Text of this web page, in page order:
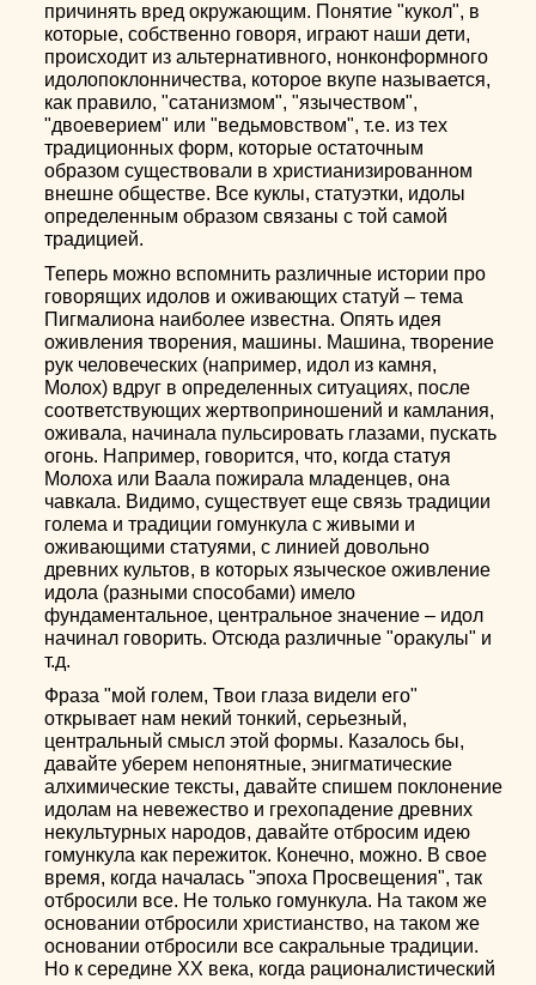
причинять вред окружающим. Понятие "кукол", в
которые, собственно говоря, играют наши дети,
происходит из альтернативного, нонконформного
идолопоклонничества, которое вкупе называется,
как правило, "сатанизмом", "язычеством",
"двоеверием" или "ведьмовством", т.е. из тех
традиционных форм, которые остаточным
образом существовали в христианизированном
внешне обществе. Все куклы, статуэтки, идолы
определенным образом связаны с той самой
традицией.
Теперь можно вспомнить различные истории про
говорящих идолов и оживающих статуй – тема
Пигмалиона наиболее известна. Опять идея
оживления творения, машины. Машина, творение
рук человеческих (например, идол из камня,
Молох) вдруг в определенных ситуациях, после
соответствующих жертвоприношений и камлания,
оживала, начинала пульсировать глазами, пускать
огонь. Например, говорится, что, когда статуя
Молоха или Ваала пожирала младенцев, она
чавкала. Видимо, существует еще связь традиции
голема и традиции гомункула с живыми и
оживающими статуями, с линией довольно
древних культов, в которых языческое оживление
идола (разными способами) имело
фундаментальное, центральное значение – идол
начинал говорить. Отсюда различные "оракулы" и
т.д.
Фраза "мой голем, Твои глаза видели его"
открывает нам некий тонкий, серьезный,
центральный смысл этой формы. Казалось бы,
давайте уберем непонятные, энигматические
алхимические тексты, давайте спишем поклонение
идолам на невежество и грехопадение древних
некультурных народов, давайте отбросим идею
гомункула как пережиток. Конечно, можно. В свое
время, когда началась "эпоха Просвещения", так
отбросили все. Не только гомункула. На таком же
основании отбросили христианство, на таком же
основании отбросили все сакральные традиции.
Но к середине XX века, когда рационалистический